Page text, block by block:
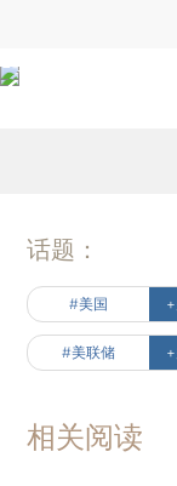
话题：
#美国
#美联储
相关阅读